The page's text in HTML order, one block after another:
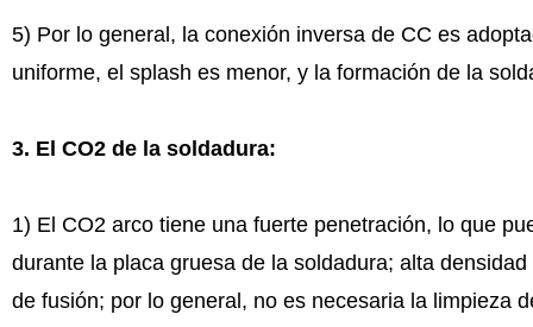
5) Por lo general, la conexión inversa de CC es
uniforme, el splash es menor, y la formación de la
3. El CO2 de la soldadura:
1) El CO2 arco tiene una fuerte penetración, lo que
durante la placa gruesa de la soldadura; alta
de fusión; por lo general, no es necesaria la limpieza